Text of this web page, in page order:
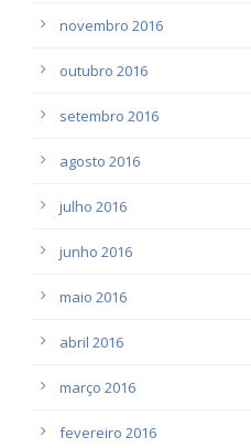
novembro 2016
outubro 2016
setembro 2016
agosto 2016
julho 2016
junho 2016
maio 2016
abril 2016
março 2016
fevereiro 2016